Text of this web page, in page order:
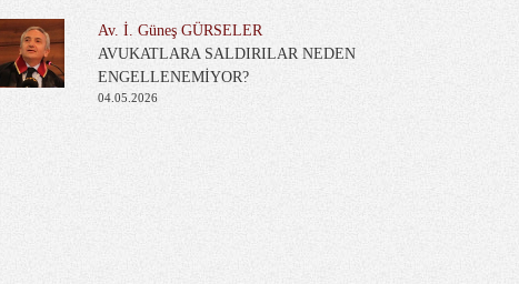
Av. İ. Güneş GÜRSELER
AVUKATLARA SALDIRILAR NEDEN
ENGELLENEMİYOR?
04.05.2026